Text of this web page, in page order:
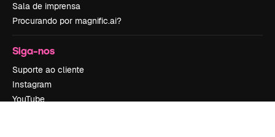
Sala de imprensa
Procurando por magnific.ai?
Siga-nos
Suporte ao cliente
Instagram
YouTube